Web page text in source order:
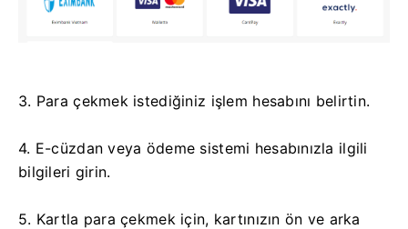
3. Para çekmek istediğiniz işlem hesabını belirtin.
4. E-cüzdan veya ödeme sistemi hesabınızla ilgili
bilgileri girin.
5. Kartla para çekmek için, kartınızın ön ve arka